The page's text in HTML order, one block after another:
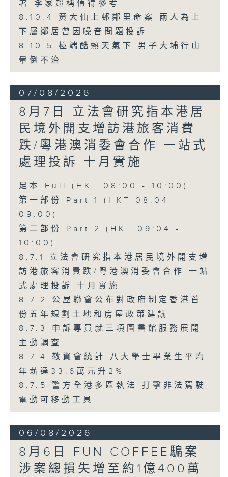
署 李家超稱值得參考
8.10.4 黃大仙上邨鄰里命案 兩人為上
下層鄰居曾因噪音問題投訴
8.10.5 極端酷熱天氣下 男子大埔行山
暈倒不治
07/08/2026
8月7日 立法會研究指本港居
民境外開支增訪港旅客消費
跌/粵港澳消委會合作 一站式
處理投訴 十月實施
足本 Full (HKT 08:00 - 10:00)
第一部份 Part 1 (HKT 08:04 -
09:00)
第二部份 Part 2 (HKT 09:04 -
10:00)
8.7.1 立法會研究指本港居民境外開支增
訪港旅客消費跌/粵港澳消委會合作 一站
式處理投訴 十月實施
8.7.2 公屋聯會公布對政府制定香港首
份五年規劃土地和房屋政策建議
8.7.3 申訴專員就三項圖書館服務展開
主動調查
8.7.4 教資會統計 八大學士畢業生平均
年薪達33.6萬元升2%
8.7.5 警方全港多區執法 打擊非法駕駛
電動可移動工具
06/08/2026
8月6日 FUN COFFEE騙案
涉案總損失增至約1億400萬